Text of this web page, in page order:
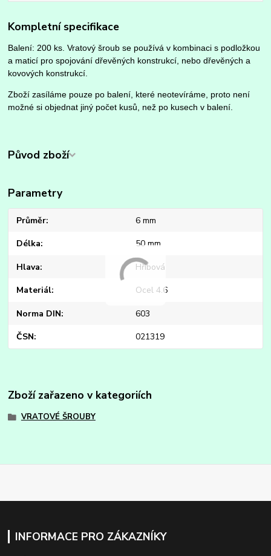
Kompletní specifikace
Balení: 200 ks. Vratový šroub se používá v kombinaci s podložkou
a maticí pro spojování dřevěných konstrukcí, nebo dřevěných a
kovových konstrukcí.
Zboží zasíláme pouze po balení, které neotevíráme, proto není
možné si objednat jiný počet kusů, než po kusech v balení.
Původ zboží
Parametry
Průměr 6 mm
Délka 50 mm
Hlava Hřibová
Materiál Ocel 4.6
Norma DIN 603
ČSN 021319
Zboží zařazeno v kategoriích
VRATOVÉ ŠROUBY
INFORMACE PRO ZÁKAZNÍKY